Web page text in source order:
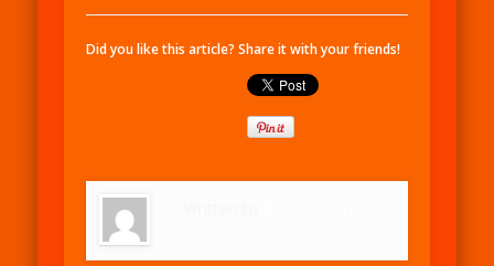
Did you like this article? Share it with your friends!